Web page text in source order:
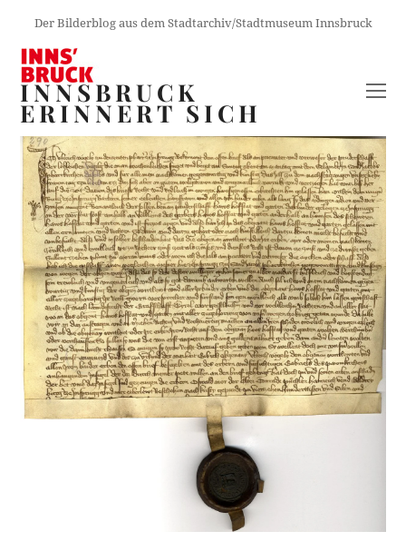
Der Bilderblog aus dem Stadtarchiv/Stadtmuseum Innsbruck
INNSBRUCK
ERINNERT SICH